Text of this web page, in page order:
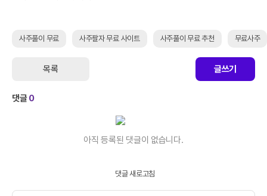
사주풀이 무료 사주팔자 무료 사이트 사주풀이 무료 추천 무료사주
목록 글쓰기
댓글0
아직 등록된 댓글이 없습니다.
댓글 새로고침